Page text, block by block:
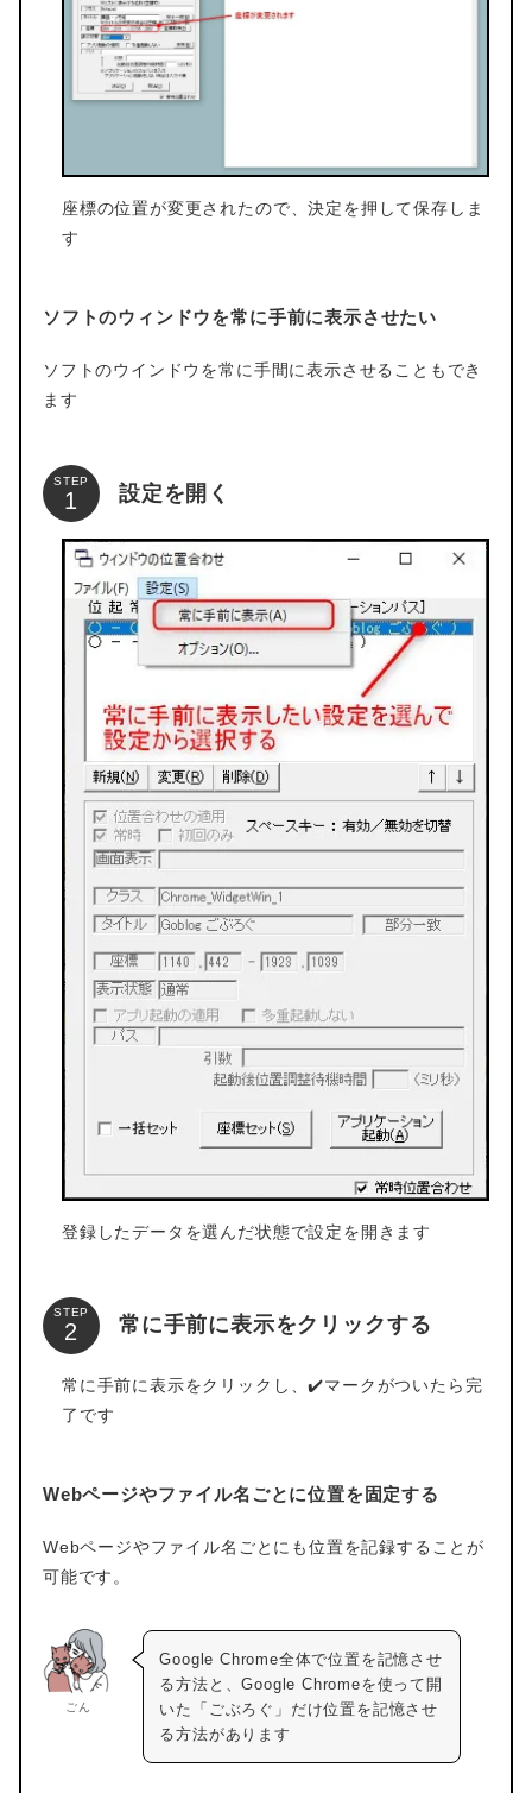
座標の位置が変更されたので、決定を押して保存しま
す
ソフトのウィンドウを常に手前に表示させたい
ソフトのウインドウを常に手間に表示させることもでき
ます
STEP
設定を開く
登録したデータを選んだ状態で設定を開きます
STEP
常に手前に表示をクリックする
常に手前に表示をクリックし、✔️マークがついたら完
了です
Webページやファイル名ごとに位置を固定する
Webページやファイル名ごとにも位置を記録することが
可能です。
ごん
Google Chrome全体で位置を記憶させ
る方法と、Google Chromeを使って開
いた「ごぶろぐ」だけ位置を記憶させ
る方法があります